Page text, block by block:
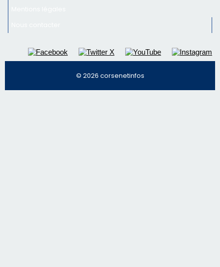
© 2026 corsenetinfos